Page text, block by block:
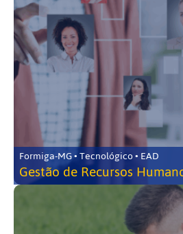
Formiga-MG • Tecnológico • EAD
Gestão de Recursos